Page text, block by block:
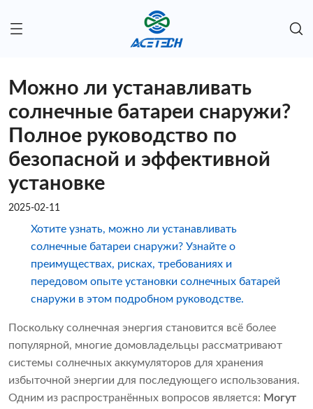
Можно ли устанавливать
солнечные батареи снаружи?
Полное руководство по
безопасной и эффективной
установке
2025-02-11
Хотите узнать, можно ли устанавливать
солнечные батареи снаружи? Узнайте о
преимуществах, рисках, требованиях и
передовом опыте установки солнечных батарей
снаружи в этом подробном руководстве.
Поскольку солнечная энергия становится всё более
популярной, многие домовладельцы рассматривают
системы солнечных аккумуляторов для хранения
избыточной энергии для последующего использования.
Одним из распространённых вопросов является: Могут